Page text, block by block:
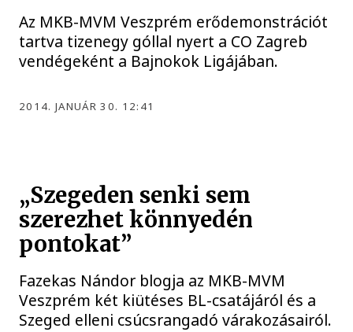
Az MKB-MVM Veszprém erődemonstrációt
tartva tizenegy góllal nyert a CO Zagreb
vendégeként a Bajnokok Ligájában.
2014. JANUÁR 30. 12:41
„Szegeden senki sem
szerezhet könnyedén
pontokat”
Fazekas Nándor blogja az MKB-MVM
Veszprém két kiütéses BL-csatájáról és a
Szeged elleni csúcsrangadó várakozásairól.